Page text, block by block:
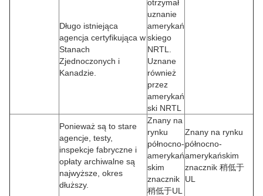
Długo istniejąca
agencja certyfikująca w
Stanach
Zjednoczonych i
Kanadzie.
otrzymał
uznanie
amerykań
skiego
NRTL.
Uznane
również
przez
amerykań
ski NRTL
Ponieważ są to stare
agencje, testy,
inspekcje fabryczne i
opłaty archiwalne są
najwyższe, okres
dłuższy.
Znany na
rynku
północno-
amerykań
skim
znacznik
稍低于UL
Znany na rynku
północno-
amerykańskim
znacznik 稍低于
UL